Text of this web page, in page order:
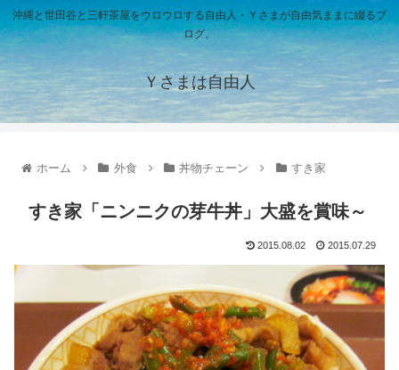
沖縄と世田谷と三軒茶屋をウロウロする自由人・Ｙさまが自由気ままに綴るブ
ログ。
Ｙさまは自由人
ホーム 外食 丼物チェーン すき家
すき家「ニンニクの芽牛丼」大盛を賞味～
2015.08.02 2015.07.29